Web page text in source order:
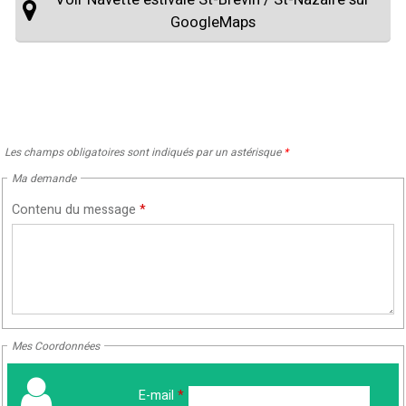
GoogleMaps
Les champs obligatoires sont indiqués par un astérisque *
Ma demande
Contenu du message *
Mes Coordonnées
E-mail *